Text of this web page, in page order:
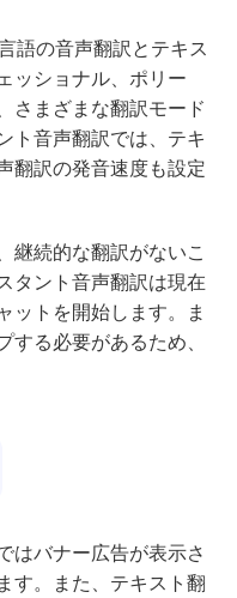
語の音声翻訳とテキス
ッショナル、ポリー
さまざまな翻訳モード
ト音声翻訳では、テキ
翻訳の発音速度も設定
継続的な翻訳がないこ
タント音声翻訳は現在
ットを開始します。ま
る必要があるため、
はバナー広告が表示さ
す。また、テキスト翻